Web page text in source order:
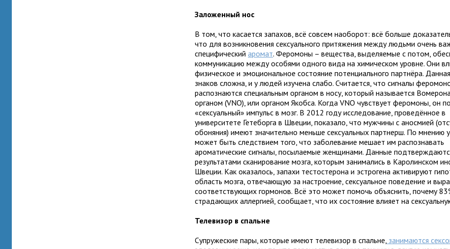
Заложенный нос
В том, что касается запахов, всё совсем наоборот: всё больше
что для возникновения сексуального притяжения между людьми очень
специфическийаромат. Феромоны – вещества, выделяемые с потом,
коммуникацию между особями одного вида на химическом уровне. Они
физическое и эмоциональное состояние потенциального партнёра.
знаков сложна, и у людей изучена слабо. Считается, что сигналы
распознаются специальным органом в носу, который называется
органом (VNO), или органом Якобса. Когда VNO чувствует феромоны, он
«сексуальный» импульс в мозг. В 2012 году исследование, проведённое в
университете Гетеборга в Швеции, показало, что мужчины с аносмией
обоняния) имеют значительно меньше сексуальных партнерш. По мнению
может быть следствием того, что заболевание мешает им распознавать
ароматические сигналы, посылаемые женщинами. Данные
результатами сканирование мозга, которым занимались в Каролинском
Швеции. Как оказалось, запахи тестостерона и эстрогена активируют
область мозга, отвечающую за настроение, сексуальное поведение и
соответствующих гормонов. Всё это может помочь объяснить, почему
страдающих аллергией, сообщает, что их состояние влияет на
Телевизор в спальне
Супружеские пары, которые имеют телевизор в спальне, занимаются